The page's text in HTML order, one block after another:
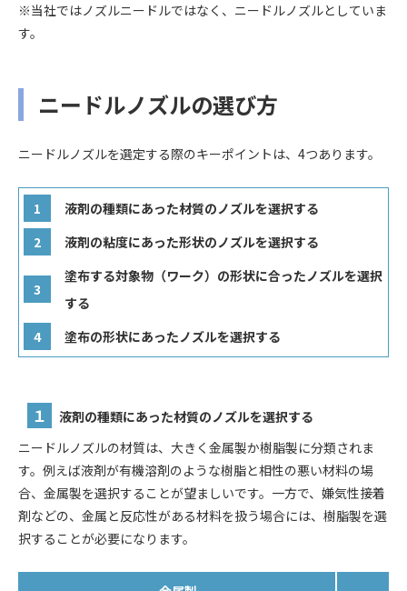
※当社ではノズルニードルではなく、ニードルノズルとしていま
す。
ニードルノズルの選び方
ニードルノズルを選定する際のキーポイントは、4つあります。
液剤の種類にあった材質のノズルを選択する
液剤の粘度にあった形状のノズルを選択する
塗布する対象物（ワーク）の形状に合ったノズルを選択
する
塗布の形状にあったノズルを選択する
１
液剤の種類にあった材質のノズルを選択する
ニードルノズルの材質は、大きく金属製か樹脂製に分類されま
す。例えば液剤が有機溶剤のような樹脂と相性の悪い材料の場
合、金属製を選択することが望ましいです。一方で、嫌気性接着
剤などの、金属と反応性がある材料を扱う場合には、樹脂製を選
択することが必要になります。